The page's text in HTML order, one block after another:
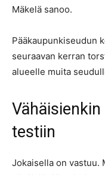
Mäkelä sanoo.
Pääkaupunkiseudun
seuraavan kerran
alueelle muita
testiin
Jokaisella on vastuu.